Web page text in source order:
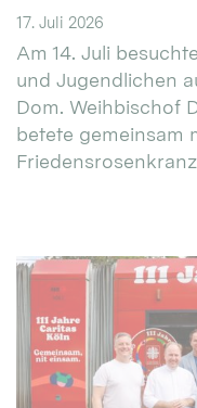
17. Juli 2026
Am 14. Juli
und Jugendlichen
Dom. Weihbischof
betete gemeinsam